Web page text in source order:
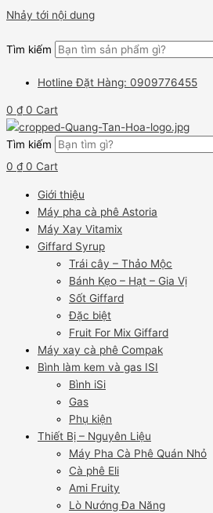
Nhảy tới nội dung
Tìm kiếm
Hotline Đặt Hàng: 0909776455
0 ₫ 0 Cart
Tìm kiếm
0 ₫ 0 Cart
Giới thiệu
Máy pha cà phê Astoria
Máy Xay Vitamix
Giffard Syrup
Trái cây – Thảo Mộc
Bánh Kẹo – Hạt – Gia Vị
Sốt Giffard
Đặc biệt
Fruit For Mix Giffard
Máy xay cà phê Compak
Bình làm kem và gas ISI
Bình iSi
Gas
Phụ kiện
Thiết Bị – Nguyên Liệu
Máy Pha Cà Phê Quán Nhỏ
Cà phê Eli
Ami Fruity
Lò Nướng Đa Năng